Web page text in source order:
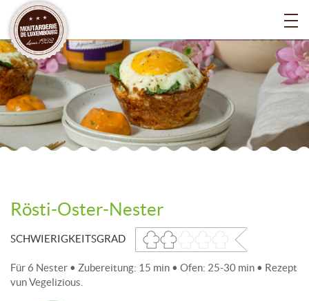
Rösti-Oster-Nester
SCHWIERIGKEITSGRAD
Für 6 Nester • Zubereitung: 15 min • Ofen: 25-30 min • Rezept
vun Vegelizious.